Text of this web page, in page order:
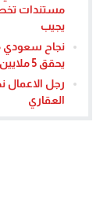
مستندات
يجيب
يحقق 5 ملايين ريال ويتصدر الشباك
رجل الاعمال
العقاري